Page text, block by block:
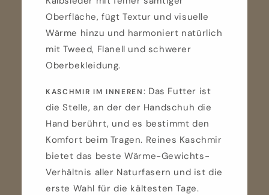
Oberfläche, fügt Textur und visuelle
Wärme hinzu und harmoniert natürlich
mit Tweed, Flanell und schwerer
Oberbekleidung.
KASCHMIR IM INNEREN: Das Futter ist
die Stelle, an der der Handschuh die
Hand berührt, und es bestimmt den
Komfort beim Tragen. Reines Kaschmir
bietet das beste Wärme-Gewichts-
Verhältnis aller Naturfasern und ist die
erste Wahl für die kältesten Tage.